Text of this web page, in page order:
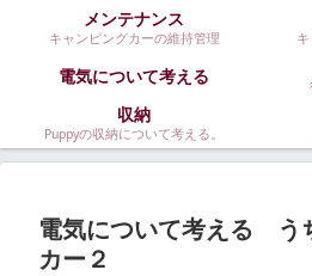
メンテナンス
キャンピングカーの維持管理
電気について考える
収納
Puppyの収納について考える。
電気について考える う
カー２